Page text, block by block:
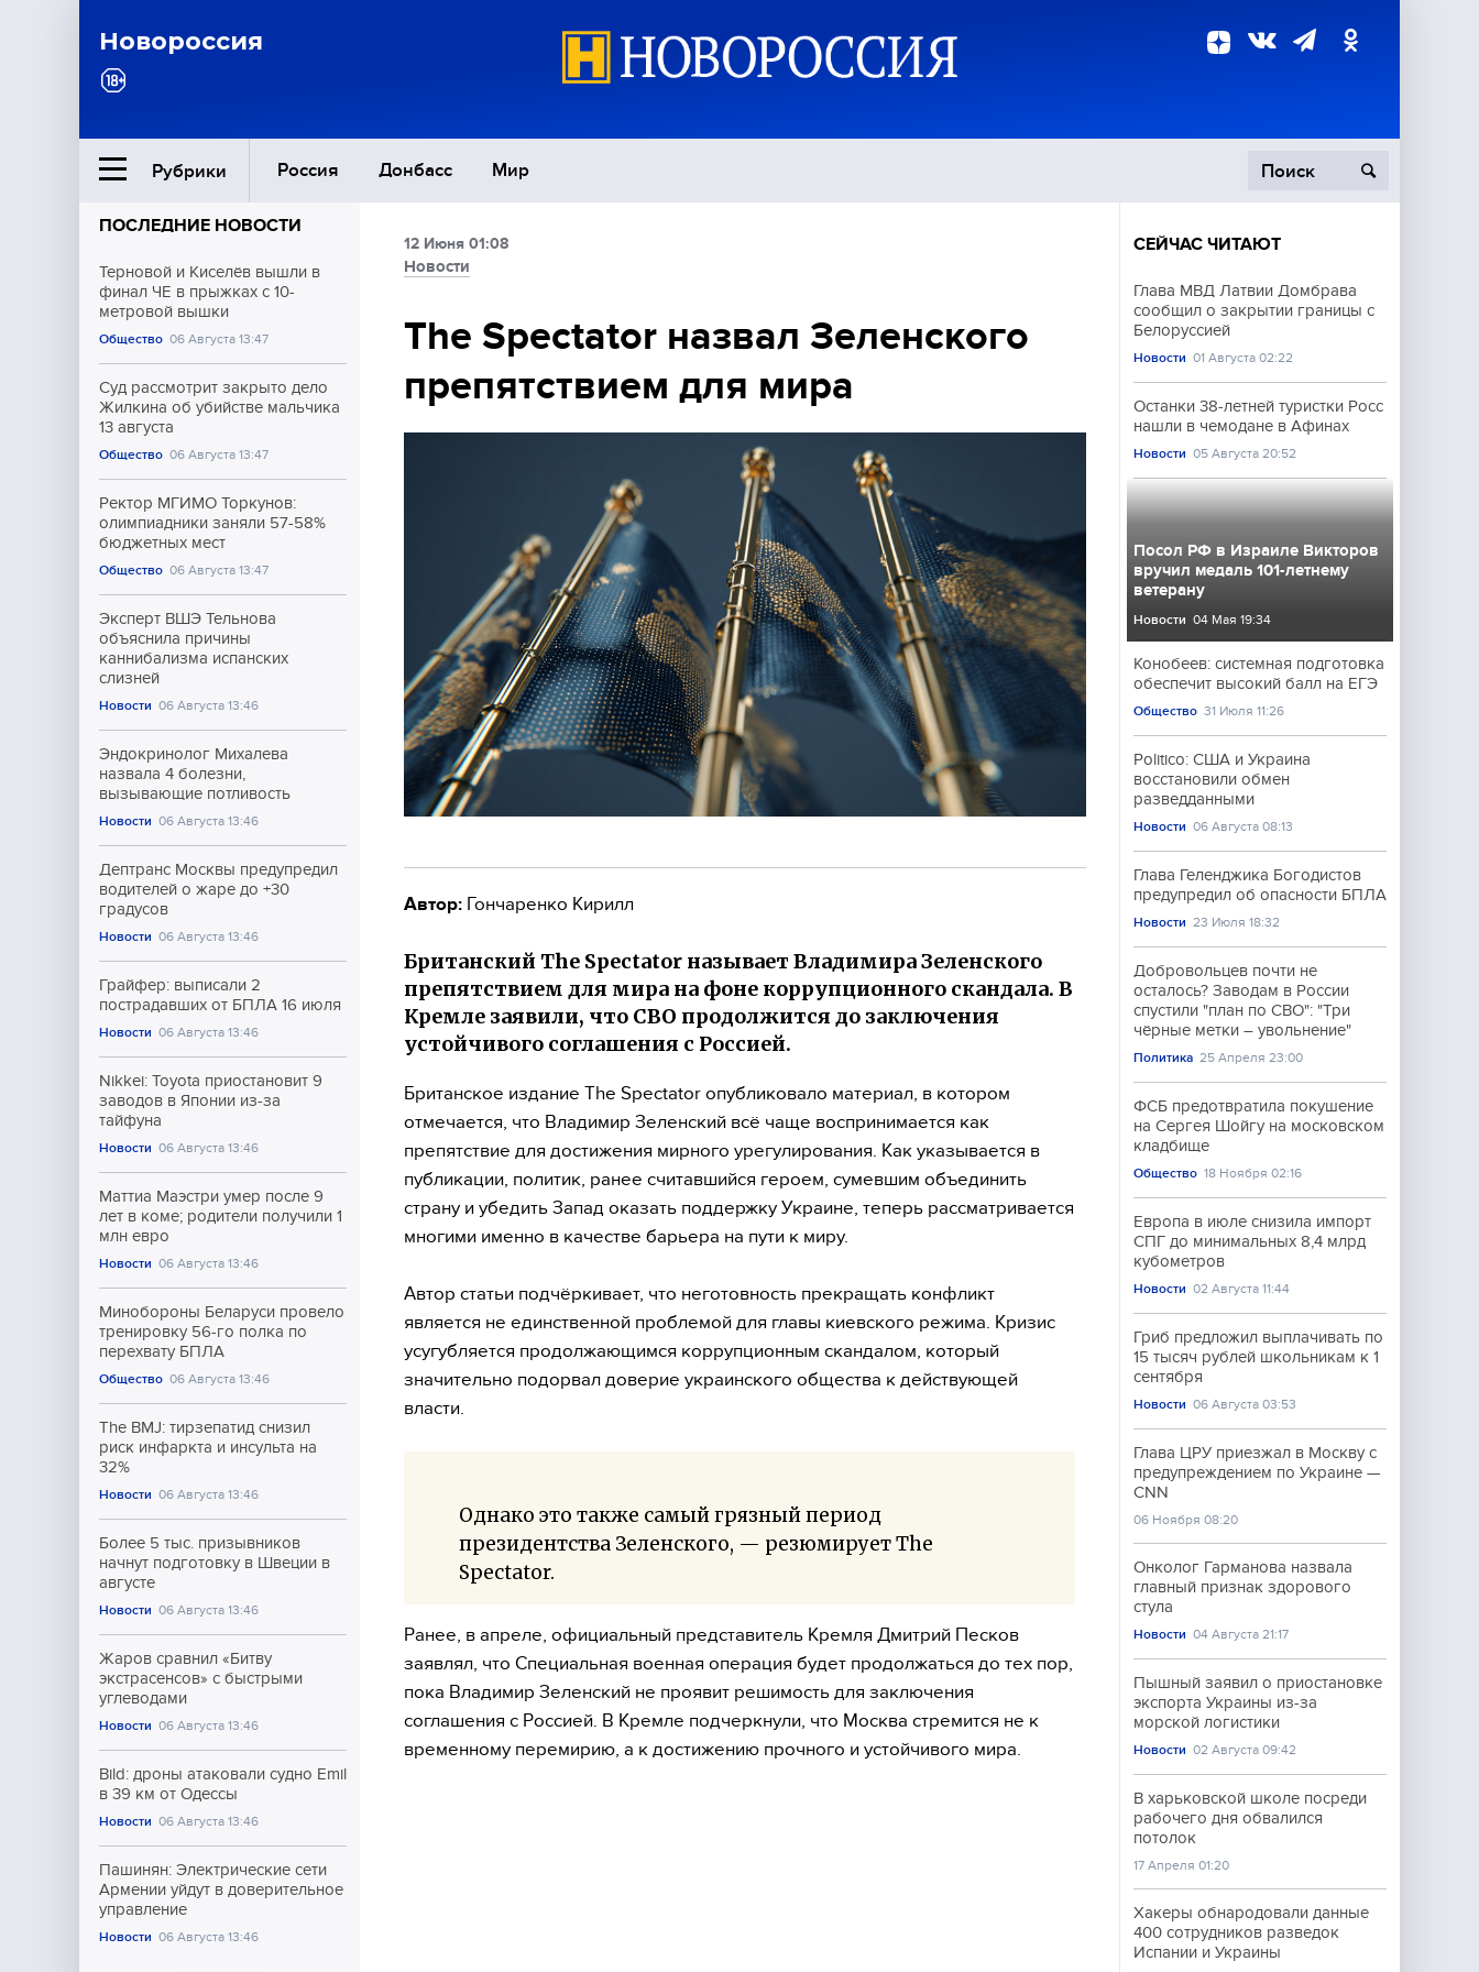
Новороссия
Рубрики Россия Донбасс Мир
Ближний Восток
Общество
Экономика
Происшествия
Культура
Спорт
ПОСЛЕДНИЕ НОВОСТИ
Терновой и Киселёв вышли в
финал ЧЕ в прыжках с 10-
метровой вышки
Общество 06 Августа 13:47
Суд рассмотрит закрыто дело
Жилкина об убийстве мальчика
13 августа
Общество 06 Августа 13:47
Ректор МГИМО Торкунов:
олимпиадники заняли 57-58%
бюджетных мест
Общество 06 Августа 13:47
Эксперт ВШЭ Тельнова
объяснила причины
каннибализма испанских
слизней
Новости 06 Августа 13:46
Эндокринолог Михалева
назвала 4 болезни,
вызывающие потливость
Новости 06 Августа 13:46
Дептранс Москвы предупредил
водителей о жаре до +30
градусов
Новости 06 Августа 13:46
Грайфер: выписали 2
пострадавших от БПЛА 16 июля
Новости 06 Августа 13:46
Nikkei: Toyota приостановит 9
заводов в Японии из-за
тайфуна
Новости 06 Августа 13:46
Маттиа Маэстри умер после 9
лет в коме; родители получили 1
млн евро
Новости 06 Августа 13:46
Минобороны Беларуси провело
тренировку 56-го полка по
перехвату БПЛА
Общество 06 Августа 13:46
The BMJ: тирзепатид снизил
риск инфаркта и инсульта на
32%
Новости 06 Августа 13:46
Более 5 тыс. призывников
начнут подготовку в Швеции в
августе
Новости 06 Августа 13:46
Жаров сравнил «Битву
экстрасенсов» с быстрыми
углеводами
Новости 06 Августа 13:46
Bild: дроны атаковали судно Emil
в 39 км от Одессы
Новости 06 Августа 13:46
Пашинян: Электрические сети
Армении уйдут в доверительное
управление
Новости 06 Августа 13:46
12 Июня 01:08
Новости
The Spectator назвал Зеленского
препятствием для мира
Автор: Гончаренко Кирилл
Британский The Spectator называет Владимира Зеленского
препятствием для мира на фоне коррупционного скандала. В
Кремле заявили, что СВО продолжится до заключения
устойчивого соглашения с Россией.
Британское издание The Spectator опубликовало материал, в котором
отмечается, что Владимир Зеленский всё чаще воспринимается как
препятствие для достижения мирного урегулирования. Как указывается в
публикации, политик, ранее считавшийся героем, сумевшим объединить
страну и убедить Запад оказать поддержку Украине, теперь рассматривается
многими именно в качестве барьера на пути к миру.
Автор статьи подчёркивает, что неготовность прекращать конфликт
является не единственной проблемой для главы киевского режима. Кризис
усугубляется продолжающимся коррупционным скандалом, который
значительно подорвал доверие украинского общества к действующей
власти.
Однако это также самый грязный период
президентства Зеленского, — резюмирует The
Spectator.
Ранее, в апреле, официальный представитель Кремля Дмитрий Песков
заявлял, что Специальная военная операция будет продолжаться до тех пор,
пока Владимир Зеленский не проявит решимость для заключения
соглашения с Россией. В Кремле подчеркнули, что Москва стремится не к
временному перемирию, а к достижению прочного и устойчивого мира.
СЕЙЧАС ЧИТАЮТ
Глава МВД Латвии Домбрава
сообщил о закрытии границы с
Белоруссией
Новости 01 Августа 02:22
Останки 38-летней туристки Росс
нашли в чемодане в Афинах
Новости 05 Августа 20:52
Посол РФ в Израиле Викторов
вручил медаль 101-летнему
ветерану
Новости 04 Мая 19:34
Конобеев: системная подготовка
обеспечит высокий балл на ЕГЭ
Общество 31 Июля 11:26
Politico: США и Украина
восстановили обмен
разведданными
Новости 06 Августа 08:13
Глава Геленджика Богодистов
предупредил об опасности БПЛА
Новости 23 Июля 18:32
Добровольцев почти не
осталось? Заводам в России
спустили "план по СВО": "Три
чёрные метки – увольнение"
Политика 25 Апреля 23:00
ФСБ предотвратила покушение
на Сергея Шойгу на московском
кладбище
Общество 18 Ноября 02:16
Европа в июле снизила импорт
СПГ до минимальных 8,4 млрд
кубометров
Новости 02 Августа 11:44
Гриб предложил выплачивать по
15 тысяч рублей школьникам к 1
сентября
Новости 06 Августа 03:53
Глава ЦРУ приезжал в Москву с
предупреждением по Украине —
CNN
06 Ноября 08:20
Онколог Гарманова назвала
главный признак здорового
стула
Новости 04 Августа 21:17
Пышный заявил о приостановке
экспорта Украины из-за
морской логистики
Новости 02 Августа 09:42
В харьковской школе посреди
рабочего дня обвалился
потолок
17 Апреля 01:20
Хакеры обнародовали данные
400 сотрудников разведок
Испании и Украины